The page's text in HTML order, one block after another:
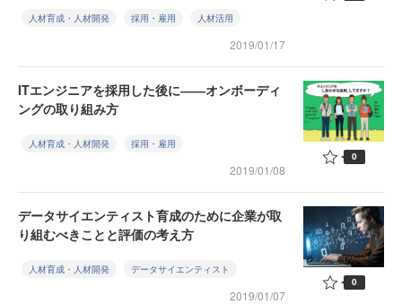
人材育成・人材開発 採用・雇用 人材活用
2019/01/17
ITエンジニアを採用した後に――オンボーディ
ングの取り組み方
人材育成・人材開発 採用・雇用
2019/01/08
0
データサイエンティスト育成のために企業が取
り組むべきことと評価の考え方
人材育成・人材開発 データサイエンティスト
2019/01/07
0